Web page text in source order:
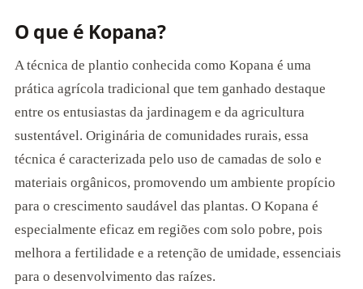
O que é Kopana?
A técnica de plantio conhecida como Kopana é uma
prática agrícola tradicional que tem ganhado destaque
entre os entusiastas da jardinagem e da agricultura
sustentável. Originária de comunidades rurais, essa
técnica é caracterizada pelo uso de camadas de solo e
materiais orgânicos, promovendo um ambiente propício
para o crescimento saudável das plantas. O Kopana é
especialmente eficaz em regiões com solo pobre, pois
melhora a fertilidade e a retenção de umidade, essenciais
para o desenvolvimento das raízes.